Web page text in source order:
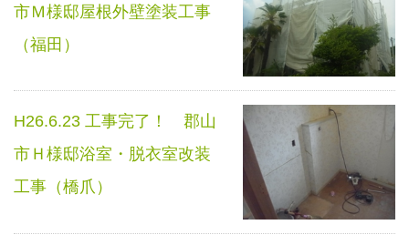
市Ｍ様邸屋根外壁塗装工事
（福田）
H26.6.23 工事完了！ 郡山
市Ｈ様邸浴室・脱衣室改装
工事（橋爪）